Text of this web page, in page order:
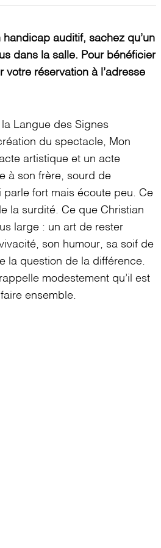
auditif, sachez qu’un
dans la salle. Pour bénéficier
réservation à l’adresse
Langue des Signes
du spectacle, Mon
artistique et un acte
à son frère, sourd de
fort mais écoute peu. Ce
la surdité. Ce que Christian
large : un art de rester
son humour, sa soif de
la question de la différence.
modestement qu’il est
ensemble.